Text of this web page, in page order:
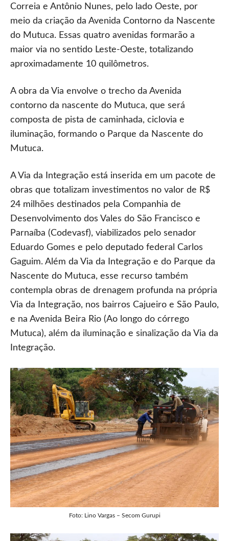
Correia e Antônio Nunes, pelo lado Oeste, por
meio da criação da Avenida Contorno da Nascente
do Mutuca. Essas quatro avenidas formarão a
maior via no sentido Leste-Oeste, totalizando
aproximadamente 10 quilômetros.
A obra da Via envolve o trecho da Avenida
contorno da nascente do Mutuca, que será
composta de pista de caminhada, ciclovia e
iluminação, formando o Parque da Nascente do
Mutuca.
A Via da Integração está inserida em um pacote de
obras que totalizam investimentos no valor de R$
24 milhões destinados pela Companhia de
Desenvolvimento dos Vales do São Francisco e
Parnaíba (Codevasf), viabilizados pelo senador
Eduardo Gomes e pelo deputado federal Carlos
Gaguim. Além da Via da Integração e do Parque da
Nascente do Mutuca, esse recurso também
contempla obras de drenagem profunda na própria
Via da Integração, nos bairros Cajueiro e São Paulo,
e na Avenida Beira Rio (Ao longo do córrego
Mutuca), além da iluminação e sinalização da Via da
Integração.
Foto: Lino Vargas – Secom Gurupi